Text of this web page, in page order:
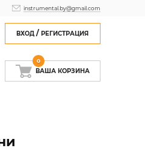
instrumental.by@gmail.com
ВХОД /РЕГИСТРАЦИЯ
0
ВАША КОРЗИНА